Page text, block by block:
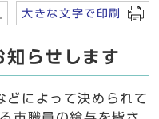
大きな文字で印刷
知らせします
によって決められて